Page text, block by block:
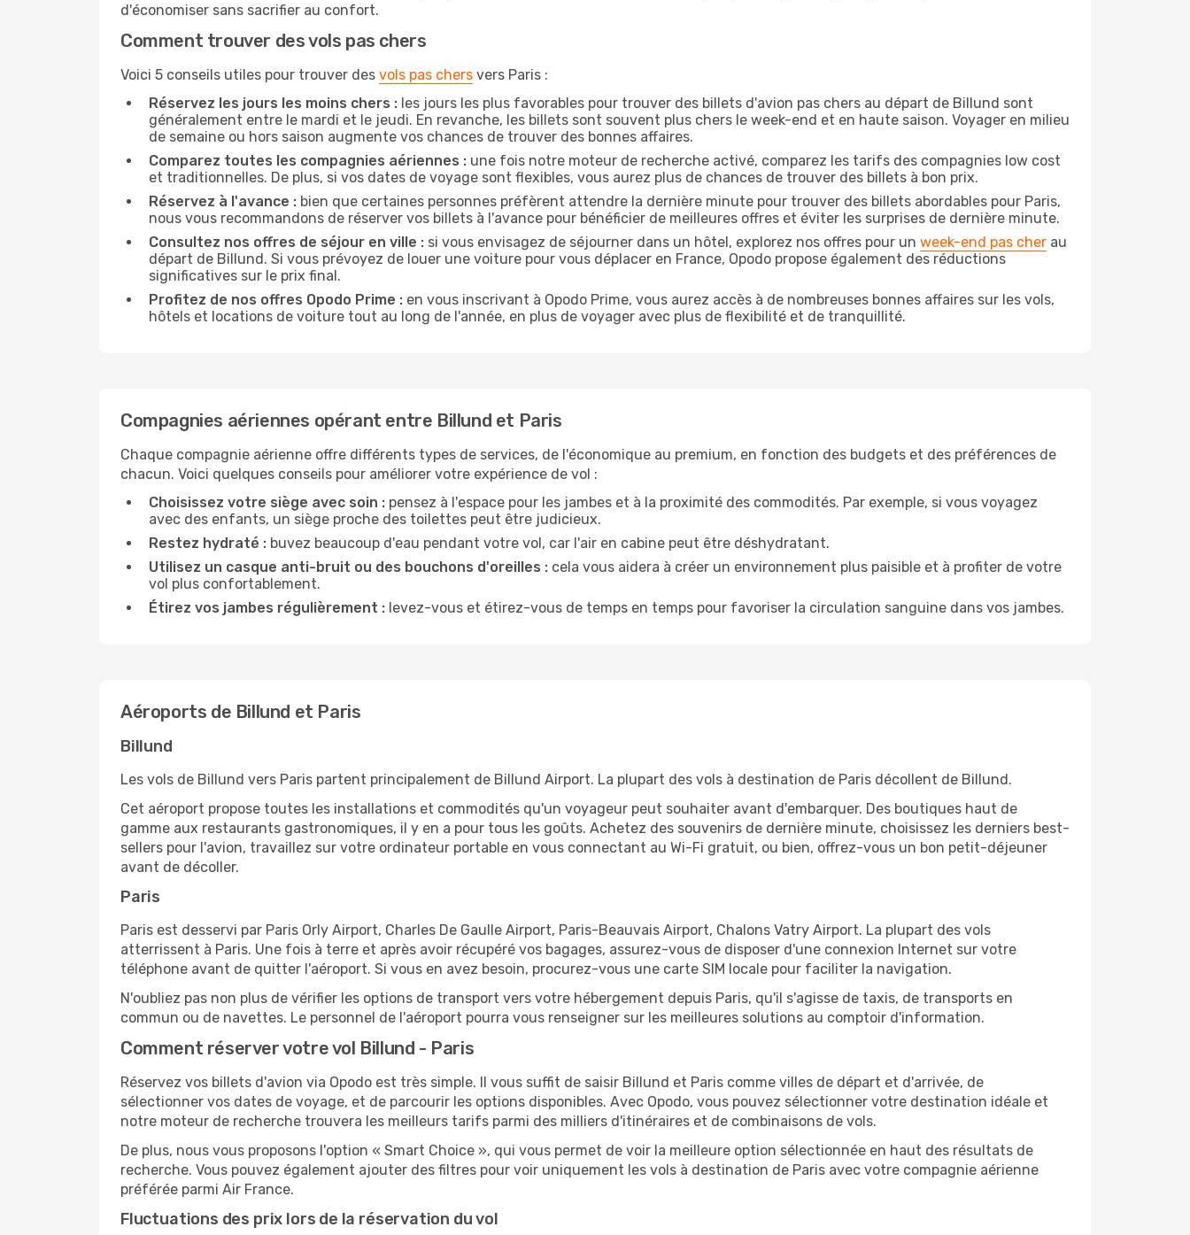
d'économiser sans sacrifier au confort.
Comment trouver des vols pas chers
Voici 5 conseils utiles pour trouver des vols pas chers vers Paris :
Réservez les jours les moins chers : les jours les plus favorables pour trouver des billets d'avion pas chers au départ de Billund sont
généralement entre le mardi et le jeudi. En revanche, les billets sont souvent plus chers le week-end et en haute saison. Voyager en milieu
de semaine ou hors saison augmente vos chances de trouver des bonnes affaires.
Comparez toutes les compagnies aériennes : une fois notre moteur de recherche activé, comparez les tarifs des compagnies low cost
et traditionnelles. De plus, si vos dates de voyage sont flexibles, vous aurez plus de chances de trouver des billets à bon prix.
Réservez à l'avance : bien que certaines personnes préfèrent attendre la dernière minute pour trouver des billets abordables pour Paris,
nous vous recommandons de réserver vos billets à l'avance pour bénéficier de meilleures offres et éviter les surprises de dernière minute.
Consultez nos offres de séjour en ville : si vous envisagez de séjourner dans un hôtel, explorez nos offres pour un week-end pas cher au
départ de Billund. Si vous prévoyez de louer une voiture pour vous déplacer en France, Opodo propose également des réductions
significatives sur le prix final.
Profitez de nos offres Opodo Prime : en vous inscrivant à Opodo Prime, vous aurez accès à de nombreuses bonnes affaires sur les vols,
hôtels et locations de voiture tout au long de l'année, en plus de voyager avec plus de flexibilité et de tranquillité.
Compagnies aériennes opérant entre Billund et Paris
Chaque compagnie aérienne offre différents types de services, de l'économique au premium, en fonction des budgets et des préférences de
chacun. Voici quelques conseils pour améliorer votre expérience de vol :
Choisissez votre siège avec soin : pensez à l'espace pour les jambes et à la proximité des commodités. Par exemple, si vous voyagez
avec des enfants, un siège proche des toilettes peut être judicieux.
Restez hydraté : buvez beaucoup d'eau pendant votre vol, car l'air en cabine peut être déshydratant.
Utilisez un casque anti-bruit ou des bouchons d'oreilles : cela vous aidera à créer un environnement plus paisible et à profiter de votre
vol plus confortablement.
Étirez vos jambes régulièrement : levez-vous et étirez-vous de temps en temps pour favoriser la circulation sanguine dans vos jambes.
Aéroports de Billund et Paris
Billund
Les vols de Billund vers Paris partent principalement de Billund Airport. La plupart des vols à destination de Paris décollent de Billund.
Cet aéroport propose toutes les installations et commodités qu'un voyageur peut souhaiter avant d'embarquer. Des boutiques haut de
gamme aux restaurants gastronomiques, il y en a pour tous les goûts. Achetez des souvenirs de dernière minute, choisissez les derniers best-
sellers pour l'avion, travaillez sur votre ordinateur portable en vous connectant au Wi-Fi gratuit, ou bien, offrez-vous un bon petit-déjeuner
avant de décoller.
Paris
Paris est desservi par Paris Orly Airport, Charles De Gaulle Airport, Paris-Beauvais Airport, Chalons Vatry Airport. La plupart des vols
atterrissent à Paris. Une fois à terre et après avoir récupéré vos bagages, assurez-vous de disposer d'une connexion Internet sur votre
téléphone avant de quitter l'aéroport. Si vous en avez besoin, procurez-vous une carte SIM locale pour faciliter la navigation.
N'oubliez pas non plus de vérifier les options de transport vers votre hébergement depuis Paris, qu'il s'agisse de taxis, de transports en
commun ou de navettes. Le personnel de l'aéroport pourra vous renseigner sur les meilleures solutions au comptoir d'information.
Comment réserver votre vol Billund - Paris
Réservez vos billets d'avion via Opodo est très simple. Il vous suffit de saisir Billund et Paris comme villes de départ et d'arrivée, de
sélectionner vos dates de voyage, et de parcourir les options disponibles. Avec Opodo, vous pouvez sélectionner votre destination idéale et
notre moteur de recherche trouvera les meilleurs tarifs parmi des milliers d'itinéraires et de combinaisons de vols.
De plus, nous vous proposons l'option « Smart Choice », qui vous permet de voir la meilleure option sélectionnée en haut des résultats de
recherche. Vous pouvez également ajouter des filtres pour voir uniquement les vols à destination de Paris avec votre compagnie aérienne
préférée parmi Air France.
Fluctuations des prix lors de la réservation du vol